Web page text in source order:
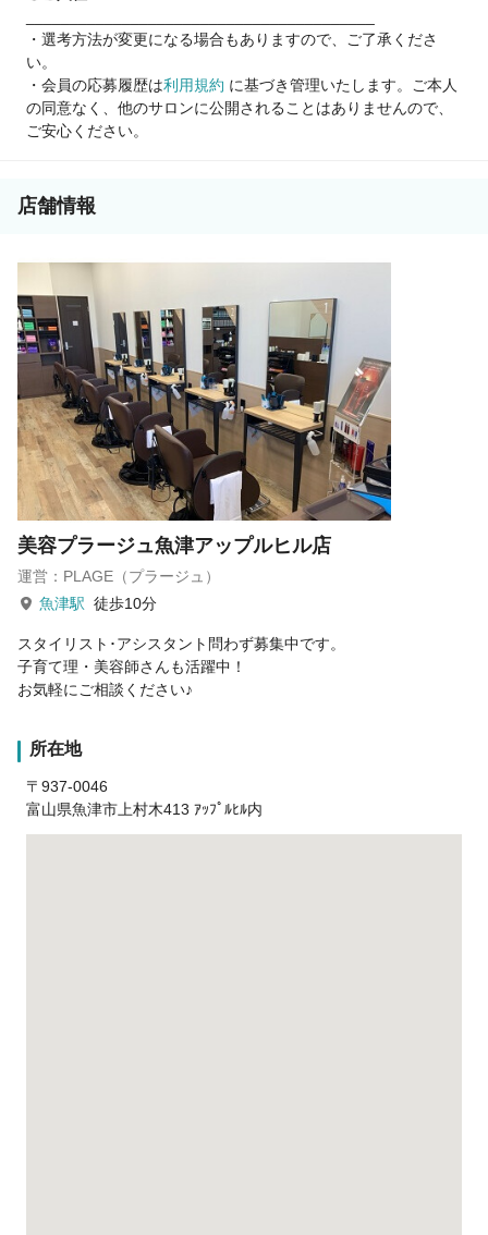
まずはお気軽にご応募ください！
・選考方法が変更になる場合もありますので、ご了承くださ
い。
・会員の応募履歴は利用規約 に基づき管理いたします。ご本人
の同意なく、他のサロンに公開されることはありませんので、
ご安心ください。
店舗情報
美容プラージュ魚津アップルヒル店
運営：PLAGE（プラージュ）
魚津駅 徒歩10分
スタイリスト･アシスタント問わず募集中です。
子育て理・美容師さんも活躍中！
お気軽にご相談ください♪
所在地
〒937-0046
富山県魚津市上村木413 ｱｯﾌﾟﾙﾋﾙ内